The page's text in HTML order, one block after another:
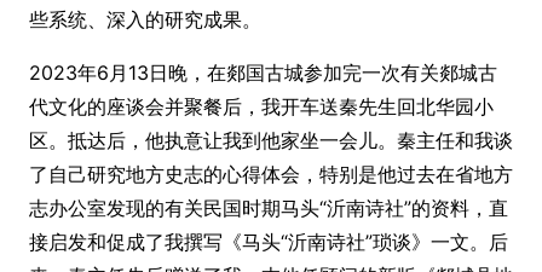
些系统、深入的研究成果。
2023年6月13日晚，在郯国古城参加完一次有关郯城古
代文化的座谈会并聚餐后，我开车送秦先生回北华园小
区。抵达后，他执意让我到他家坐一会儿。秦主任和我谈
了自己研究地方史志的心得体会，特别是他过去在省地方
志办公室发现的有关民国时期马头“沂南诗社”的资料，直
接启发和促成了我撰写《马头“沂南诗社”琐谈》一文。后